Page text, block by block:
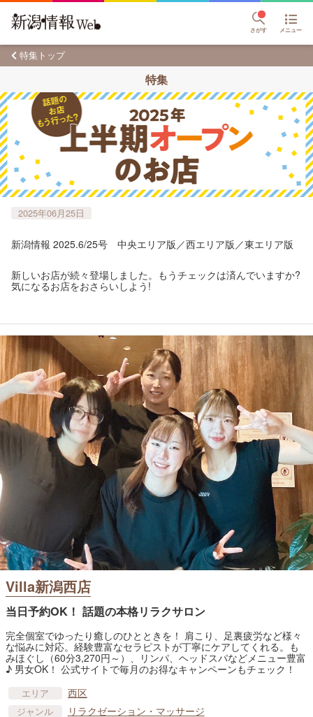
さがす メニュー
特集トップ
特集
2025年06月25日
新潟情報 2025.6/25号 中央エリア版／西エリア版／東エリア版
新しいお店が続々登場しました。もうチェックは済んでいますか?
気になるお店をおさらいしよう!
Villa新潟西店
当日予約OK！ 話題の本格リラクサロン
完全個室でゆったり癒しのひとときを！ 肩こり、足裏疲労など様々
な悩みに対応。経験豊富なセラピストが丁寧にケアしてくれる。も
みほぐし（60分3,270円～）、リンパ、ヘッドスパなどメニュー豊富
♪ 男女OK！ 公式サイトで毎月のお得なキャンペーンもチェック！
エリア 西区
ジャンル リラクゼーション・マッサージ